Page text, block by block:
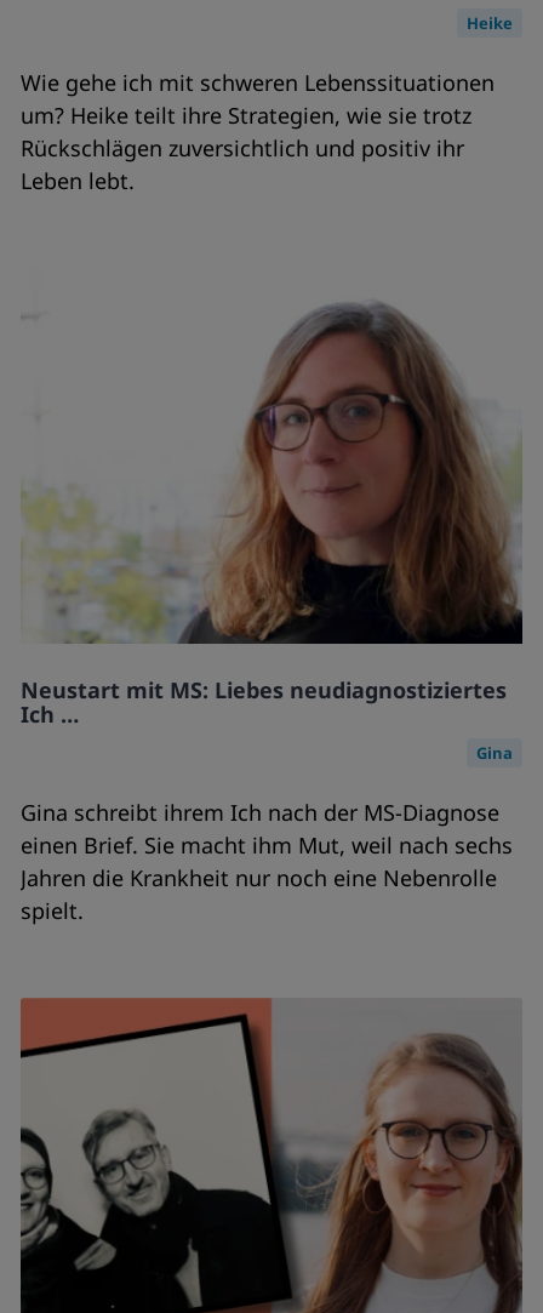
Heike
Wie gehe ich mit schweren Lebenssituationen
um? Heike teilt ihre Strategien, wie sie trotz
Rückschlägen zuversichtlich und positiv ihr
Leben lebt.
Neustart mit MS: Liebes neudiagnostiziertes
Ich …
Gina
Gina schreibt ihrem Ich nach der MS-Diagnose
einen Brief. Sie macht ihm Mut, weil nach sechs
Jahren die Krankheit nur noch eine Nebenrolle
spielt.